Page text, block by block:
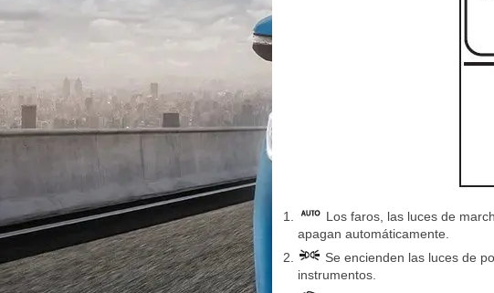
Los faros, las luces de
apagan automáticamente.
Se encienden las luces de
instrumentos.